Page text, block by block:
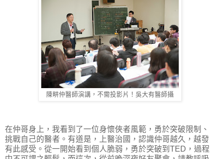
陳畊仲醫師演講，不需投影片！吳大有醫師攝
在仲哥身上，我看到了一位身懷俠者風範，勇於突破限制、
挑戰自己的醫者。有道是，上醫治國，認識仲哥越久，越發
有此感受。從一開始看到個人脆弱，勇於突破到TED，過程